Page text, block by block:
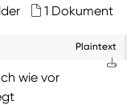
1 Dokument
Plaintext
wie vor